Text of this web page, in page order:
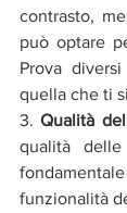
contrasto,
può optare
Prova
quella che ti
3. Qualità
qualità
funzionalità